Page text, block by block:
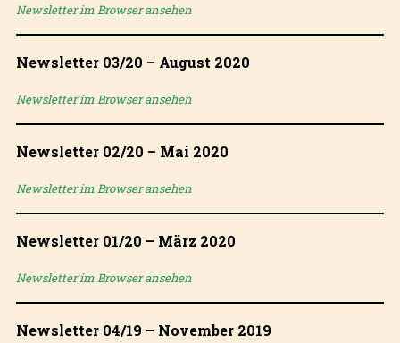
Newsletter im Browser ansehen
Newsletter 03/20 – August 2020
Newsletter im Browser ansehen
Newsletter 02/20 – Mai 2020
Newsletter im Browser ansehen
Newsletter 01/20 – März 2020
Newsletter im Browser ansehen
Newsletter 04/19 – November 2019